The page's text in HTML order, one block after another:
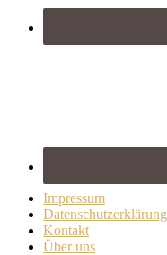
Impressum
Datenschutzerklärung
Kontakt
Über uns